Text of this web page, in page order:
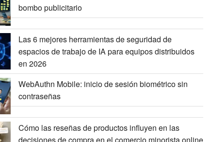
bombo publicitario
Las 6 mejores herramientas de seguridad de
espacios de trabajo de IA para equipos distribuidos
en 2026
WebAuthn Mobile: inicio de sesión biométrico sin
contraseñas
Cómo las reseñas de productos influyen en las
decisiones de compra en el comercio minorista online